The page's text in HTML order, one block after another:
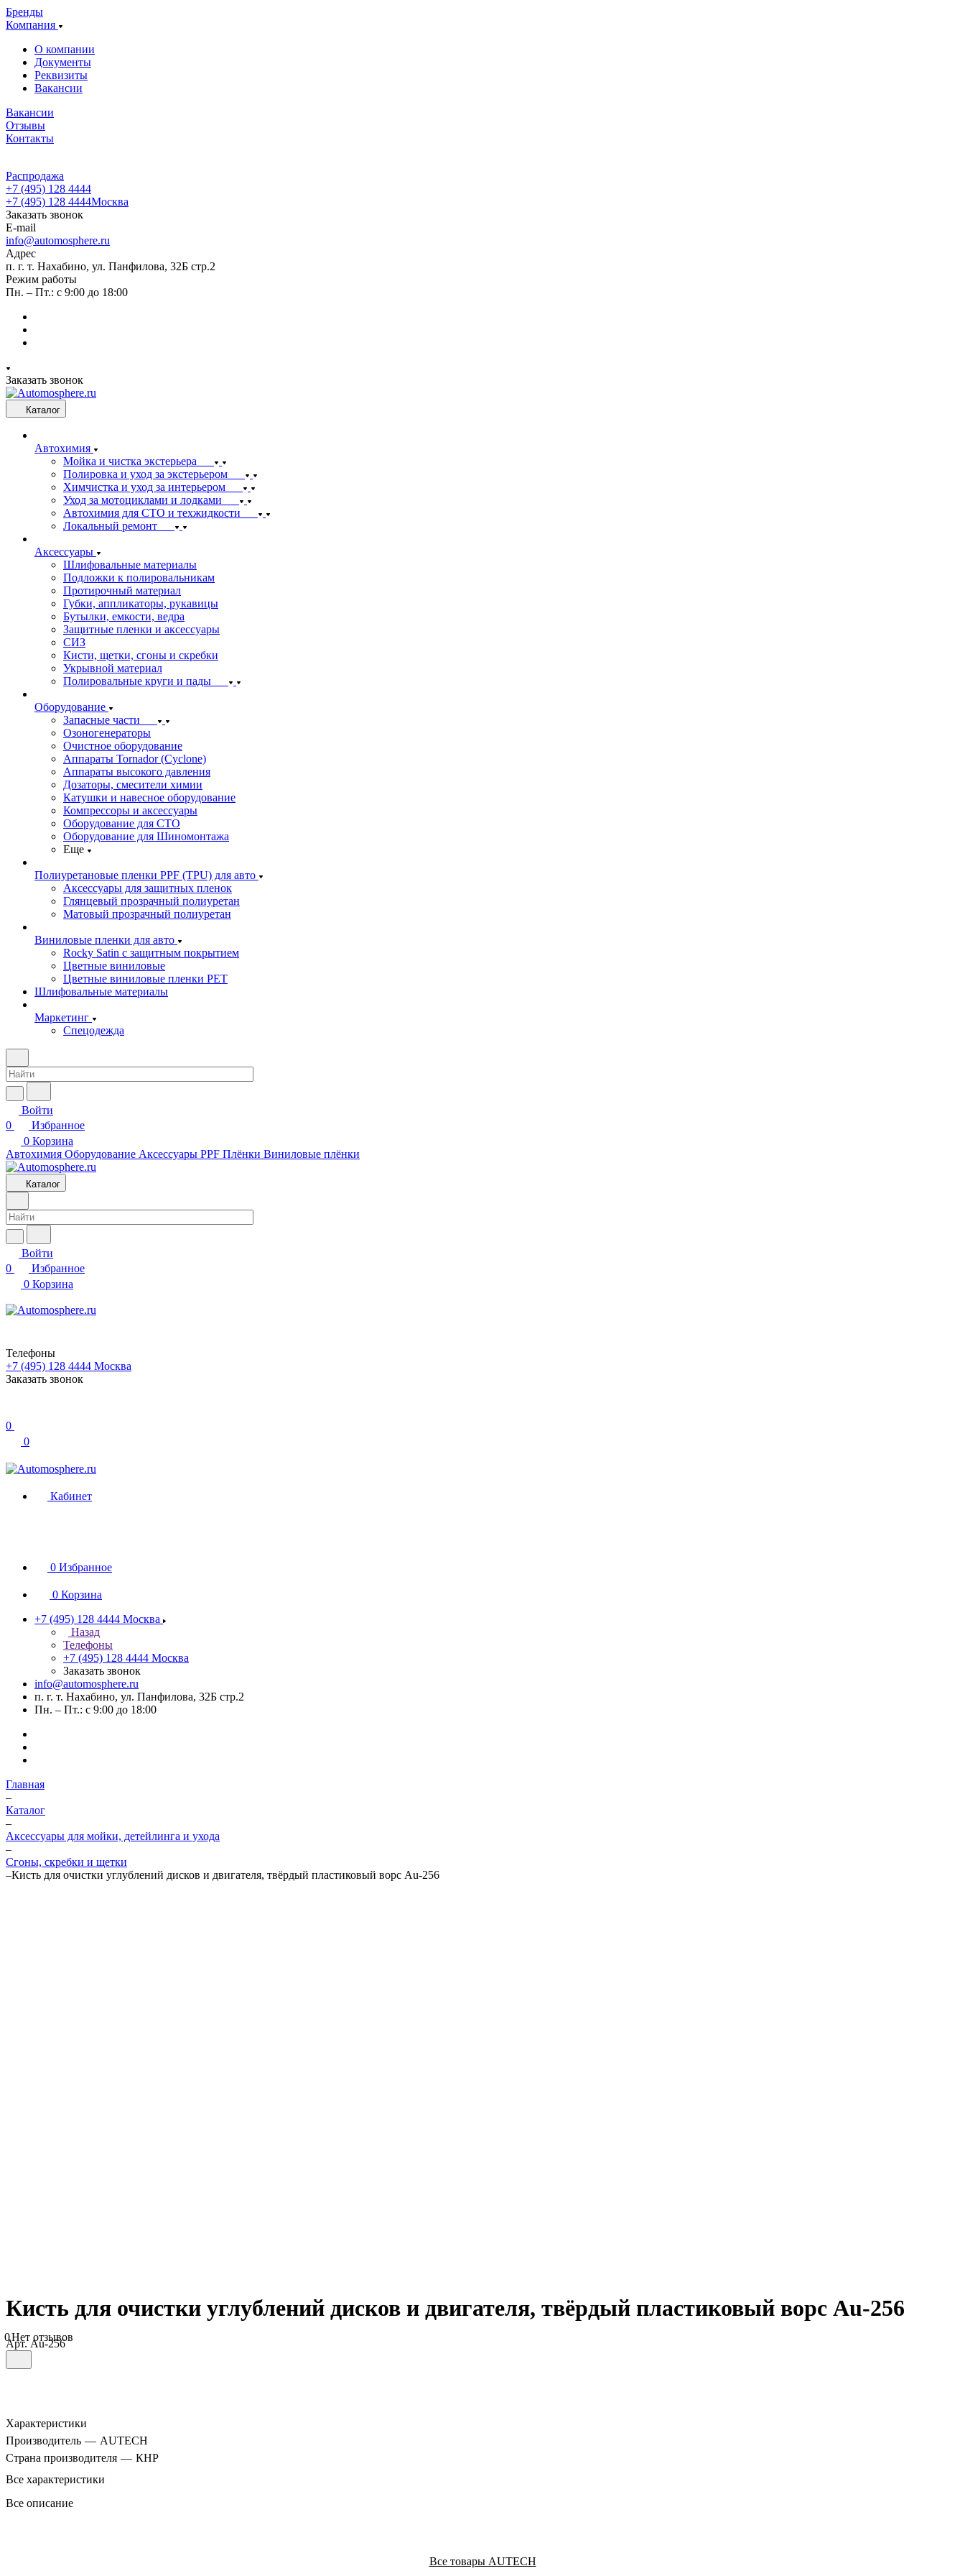
Бренды
Компания
О компании
Документы
Реквизиты
Вакансии
Вакансии
Отзывы
Контакты
Распродажа
+7 (495) 128 4444
+7 (495) 128 4444Москва
Заказать звонок
E-mail
info@automosphere.ru
Адрес
п. г. т. Нахабино, ул. Панфилова, 32Б стр.2
Режим работы
Пн. – Пт.: с 9:00 до 18:00
Заказать звонок
Каталог
Автохимия
Мойка и чистка экстерьера
Полировка и уход за экстерьером
Химчистка и уход за интерьером
Уход за мотоциклами и лодками
Автохимия для СТО и техжидкости
Локальный ремонт
Аксессуары
Шлифовальные материалы
Подложки к полировальникам
Протирочный материал
Губки, аппликаторы, рукавицы
Бутылки, емкости, ведра
Защитные пленки и аксессуары
СИЗ
Кисти, щетки, сгоны и скребки
Укрывной материал
Полировальные круги и пады
Оборудование
Запасные части
Озоногенераторы
Очистное оборудование
Аппараты Tornador (Cyclone)
Аппараты высокого давления
Дозаторы, смесители химии
Катушки и навесное оборудование
Компрессоры и аксессуары
Оборудование для СТО
Оборудование для Шиномонтажа
Еще
Полиуретановые пленки PPF (TPU) для авто
Аксессуары для защитных пленок
Глянцевый прозрачный полиуретан
Матовый прозрачный полиуретан
Виниловые пленки для авто
Rocky Satin с защитным покрытием
Цветные виниловые
Цветные виниловые пленки PET
Шлифовальные материалы
Маркетинг
Спецодежда
Войти
0
Избранное
0 Корзина
Автохимия Оборудование Аксессуары PPF Плёнки Виниловые плёнки
Каталог
Войти
0
Избранное
0 Корзина
Телефоны
+7 (495) 128 4444 Москва
Заказать звонок
0
0
Кабинет
0 Избранное
0 Корзина
+7 (495) 128 4444 Москва
Назад
Телефоны
+7 (495) 128 4444 Москва
Заказать звонок
info@automosphere.ru
п. г. т. Нахабино, ул. Панфилова, 32Б стр.2
Пн. – Пт.: с 9:00 до 18:00
Главная
–
Каталог
–
Аксессуары для мойки, детейлинга и ухода
–
Сгоны, скребки и щетки
–Кисть для очистки углублений дисков и двигателя, твёрдый пластиковый ворс Au-256
Кисть для очистки углублений дисков и двигателя, твёрдый пластиковый ворс Au-256
0Нет отзывов
Арт.Au-256
Характеристики
Производитель — AUTECH
Страна производителя — КНР
Все характеристики
Все описание
Все товары AUTECH